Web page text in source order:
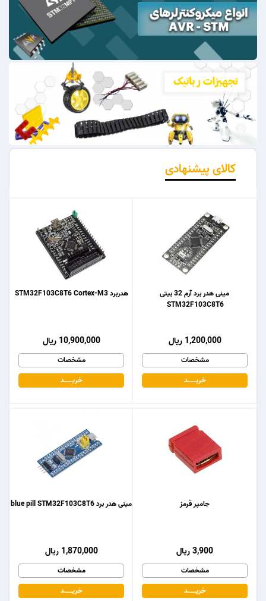
کالای پیشنهادی
هدربرد STM32F103C8T6 Cortex-M3
10,900,000 ریال
مشخصات
خریـــــــد
مینی هدر برد آرم 32 بیتی
STM32F103C8T6
1,200,000 ریال
مشخصات
خریـــــــد
مینی هدر برد blue pill STM32F103C8T6
1,870,000 ریال
مشخصات
خریـــــــد
جامپر قرمز
3,900 ریال
مشخصات
خریـــــــد